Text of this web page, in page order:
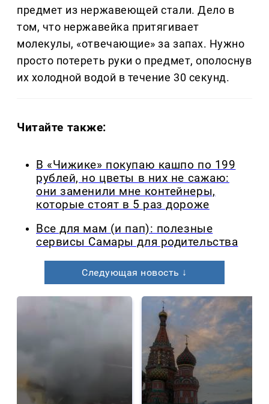
предмет из нержавеющей стали. Дело в
том, что нержавейка притягивает
молекулы, «отвечающие» за запах. Нужно
просто потереть руки о предмет, ополоснув
их холодной водой в течение 30 секунд.
Читайте также:
В «Чижике» покупаю кашпо по 199
рублей, но цветы в них не сажаю:
они заменили мне контейнеры,
которые стоят в 5 раз дороже
Все для мам (и пап): полезные
сервисы Самары для родительства
Следующая новость ↓